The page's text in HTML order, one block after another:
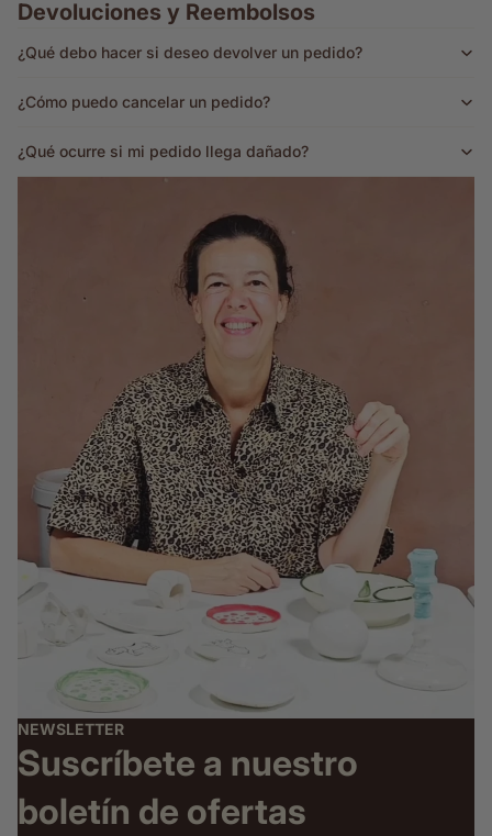
Devoluciones y Reembolsos
¿Qué debo hacer si deseo devolver un pedido?
¿Cómo puedo cancelar un pedido?
¿Qué ocurre si mi pedido llega dañado?
NEWSLETTER
Suscríbete a nuestro
boletín de ofertas